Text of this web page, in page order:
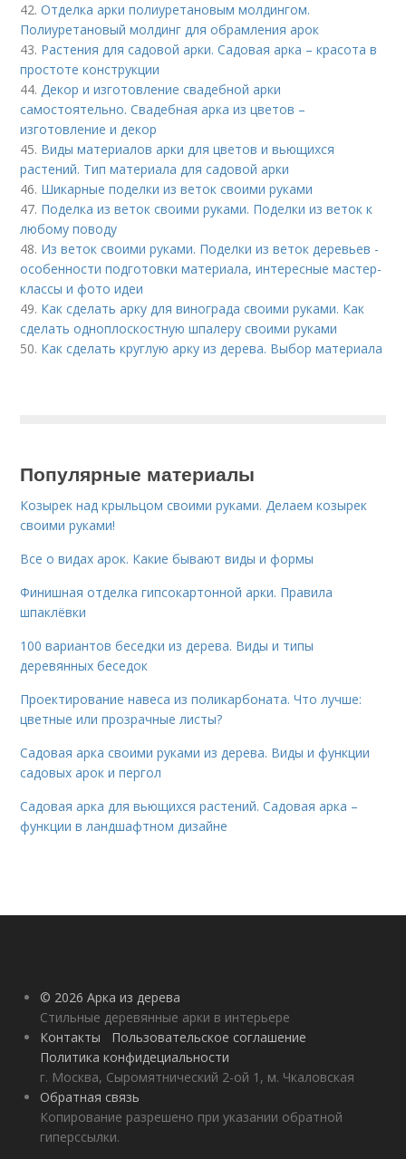
42.Отделка арки полиуретановым молдингом.
Полиуретановый молдинг для обрамления арок
43. Растения для садовой арки. Садовая арка – красота в
простоте конструкции
44.Декор и изготовление свадебной арки
самостоятельно. Свадебная арка из цветов –
изготовление и декор
45. Виды материалов арки для цветов и вьющихся
растений. Тип материала для садовой арки
46. Шикарные поделки из веток своими руками
47. Поделка из веток своими руками. Поделки из веток к
любому поводу
48. Из веток своими руками. Поделки из веток деревьев -
особенности подготовки материала, интересные мастер-
классы и фото идеи
49. Как сделать арку для винограда своими руками. Как
сделать одноплоскостную шпалеру своими руками
50. Как сделать круглую арку из дерева. Выбор материала
Популярные материалы
Козырек над крыльцом своими руками. Делаем козырек
своими руками!
Все о видах арок. Какие бывают виды и формы
Финишная отделка гипсокартонной арки. Правила
шпаклёвки
100 вариантов беседки из дерева. Виды и типы
деревянных беседок
Проектирование навеса из поликарбоната. Что лучше:
цветные или прозрачные листы?
Садовая арка своими руками из дерева. Виды и функции
садовых арок и пергол
Садовая арка для вьющихся растений. Садовая арка –
функции в ландшафтном дизайне
© 2026 Арка из дерева
Стильные деревянные арки в интерьере
Контакты
Пользовательское соглашение
Политика конфидециальности
г. Москва, Сыромятнический 2-ой 1, м. Чкаловская
Обратная связь
Копирование разрешено при указании обратной
гиперссылки.